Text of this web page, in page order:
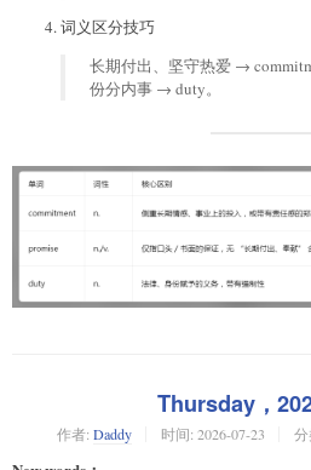
词义区分技巧
长期付出、坚守热爱 →
份分内事 → duty。
Thursday，
作者: Daddy 时间: 2026-07-23 分